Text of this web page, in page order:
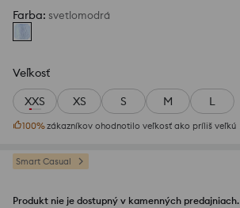
Farba: svetlomodrá
Veľkosť
XXS XS S M L
100%zákazníkov ohodnotilo veľkosť ako príliš veľkú
Smart Casual
Produkt nie je dostupný v kamenných predajniach.